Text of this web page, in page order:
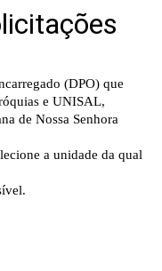
(DPO) que
e UNISAL,
de Nossa Senhora
a unidade da qual